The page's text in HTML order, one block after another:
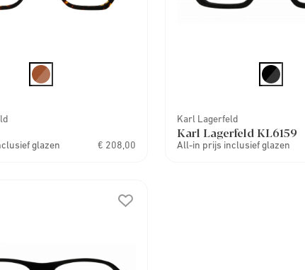
glazen € 208,00
Karl Lagerfeld
Karl Lagerfeld KL6159
All-in prijs inclusief glazen